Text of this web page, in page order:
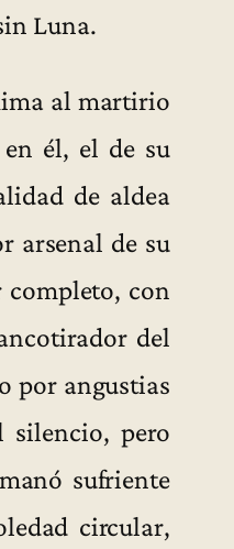
Luna.
al martirio
él, el de su
de aldea
arsenal de su
con
del
por angustias
silencio, pero
sufriente
circular,